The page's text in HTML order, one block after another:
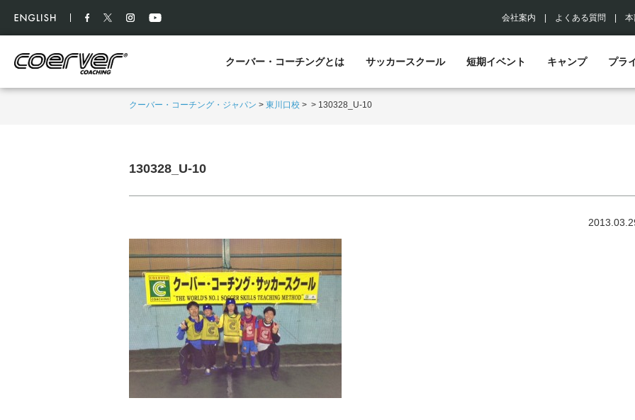
会社案内 よくある質問
クーバー・コーチングとは サッカースクール 短期イベント キャンプ プラ
クーバー・コーチング・ジャパン > 東川口校 > > 130328_U-10
130328_U-10